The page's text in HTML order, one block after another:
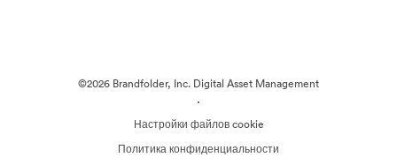
©2026 Brandfolder, Inc. Digital Asset Management
·
Настройки файлов cookie
Политика конфиденциальности